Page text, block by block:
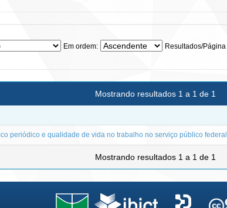
Em ordem: Resultados/Página
Mostrando resultados 1 a 1 de 1
periódico e qualidade de vida no trabalho no serviço público federal
Mostrando resultados 1 a 1 de 1